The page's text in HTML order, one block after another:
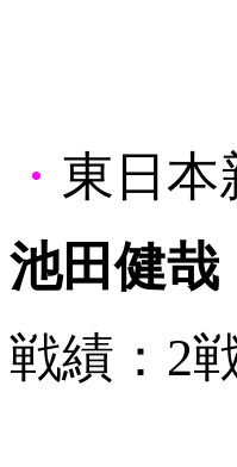
・ 東日
池田健哉
戦績：2